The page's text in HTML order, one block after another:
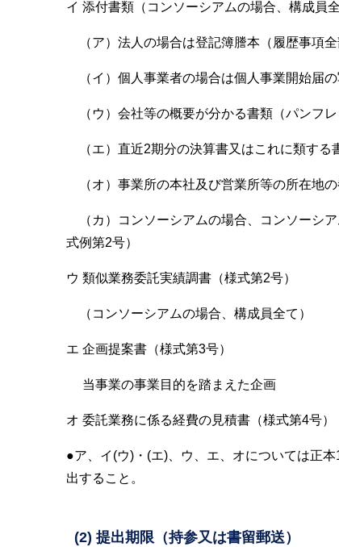
イ 添付書類（コンソーシアムの場合、構成員全
（ア）法人の場合は登記簿謄本（履歴事項
（イ）個人事業者の場合は個人事業開始届の
（ウ）会社等の概要が分かる書類（パンフレ
（エ）直近2期分の決算書又はこれに類する
（オ）事業所の本社及び営業所等の所在地
（カ）コンソーシアムの場合、コンソーシ
式例第2号）
ウ 類似業務委託実績調書（様式第2号）
（コンソーシアムの場合、構成員全て）
エ 企画提案書（様式第3号）
当事業の事業目的を踏まえた企画
オ 委託業務に係る経費の見積書（様式第4号）
●ア、イ(ウ)・(エ)、ウ、エ、オについては正
出すること。
(2) 提出期限（持参又は書留郵送）